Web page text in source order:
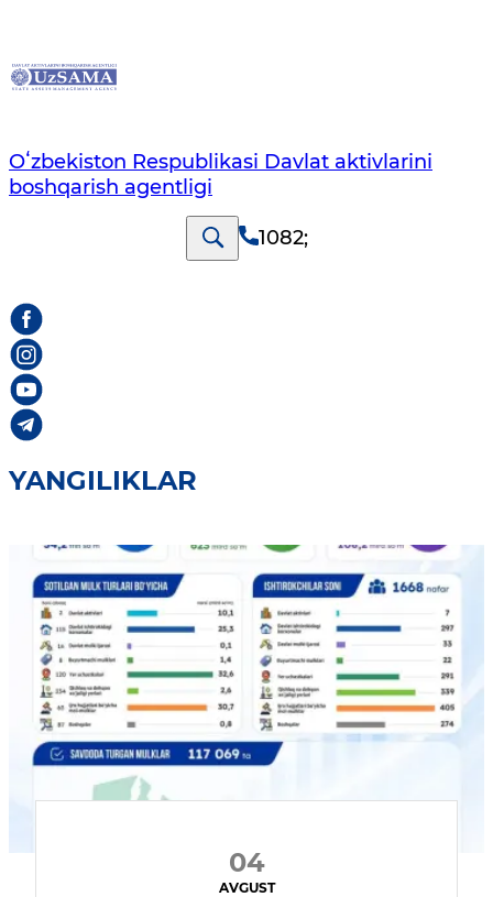
Oʻzbekiston Respublikasi Davlat aktivlarini
boshqarish agentligi
1082;
YANGILIKLAR
04
AVGUST